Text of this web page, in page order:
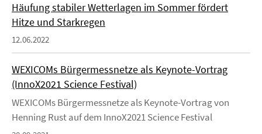
Häufung stabiler Wetterlagen im Sommer fördert
Hitze und Starkregen
12.06.2022
WEXICOMs Bürgermessnetze als Keynote-Vortrag
(InnoX2021 Science Festival)
WEXICOMs Bürgermessnetze als Keynote-Vortrag von
Henning Rust auf dem InnoX2021 Science Festival